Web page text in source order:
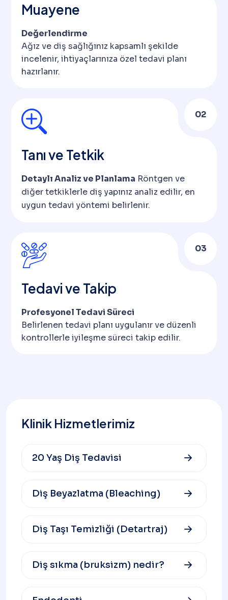
Muayene
Değerlendirme
Ağız ve diş sağlığınız kapsamlı şekilde
incelenir, ihtiyaçlarınıza özel tedavi planı
hazırlanır.
Tanı ve Tetkik
Detaylı Analiz ve Planlama Röntgen ve
diğer tetkiklerle diş yapınız analiz edilir, en
uygun tedavi yöntemi belirlenir.
02
Tedavi ve Takip
Profesyonel Tedavi Süreci
Belirlenen tedavi planı uygulanır ve düzenli
kontrollerle iyileşme süreci takip edilir.
03
Klinik Hizmetlerimiz
20 Yaş Diş Tedavisi
Diş Beyazlatma (Bleaching)
Diş Taşı Temizliği (Detartraj)
Diş sıkma (bruksizm) nedir?